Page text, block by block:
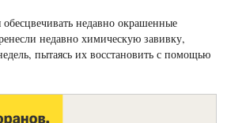
недавно окрашенные
недавно химическую завивку,
пытаясь их восстановить с помощью